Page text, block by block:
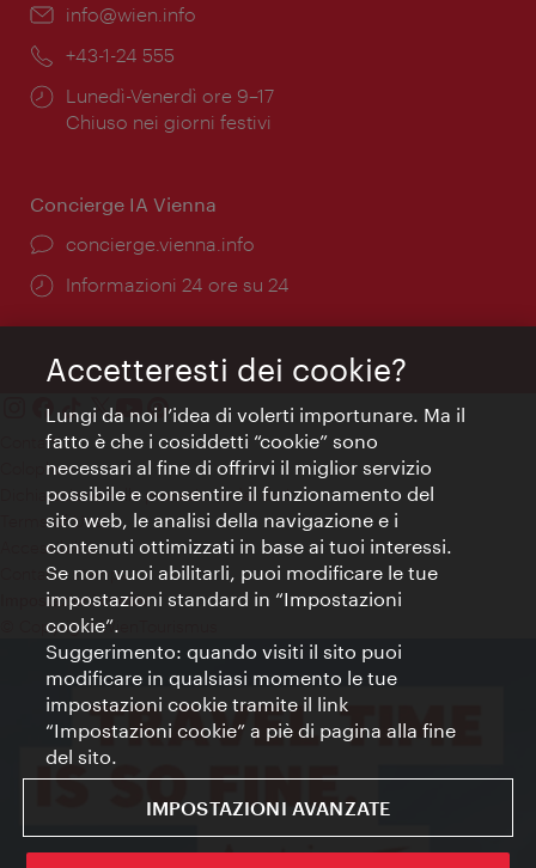
Email:
info@wien.info
Telefono:
+43-1-24 555
Orari
di
Lunedì-Venerdì ore 9–17
Chiuso nei giorni festivi
Concierge IA Vienna
Ort:
concierge.vienna.info
Öffnungszeiten:
Informazioni 24 ore su 24
Contatti
Colophon
Dichiarazione sulla protezione dei dati
Terms of Use
Accessibilità
Contatto stampa
Impostazioni cookie
© Copyright WienTourismus
Accetteresti dei cookie?
Lungi da noi l’idea di volerti importunare. Ma il
fatto è che i cosiddetti “cookie” sono
necessari al fine di offrirvi il miglior servizio
possibile e consentire il funzionamento del
sito web, le analisi della navigazione e i
contenuti ottimizzati in base ai tuoi interessi.
Se non vuoi abilitarli, puoi modificare le tue
impostazioni standard in “Impostazioni
cookie”.
Suggerimento: quando visiti il sito puoi
modificare in qualsiasi momento le tue
impostazioni cookie tramite il link
“Impostazioni cookie” a piè di pagina alla fine
del sito.
IMPOSTAZIONI AVANZATE